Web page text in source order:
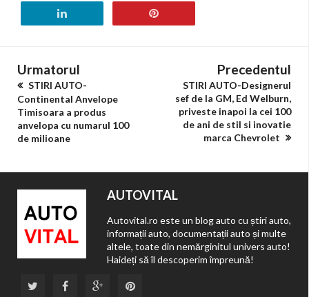
Urmatorul
STIRI AUTO-
Continental Anvelope
Timisoara a produs
anvelopa cu numarul 100
de milioane
Precedentul
STIRI AUTO-Designerul
sef de la GM, Ed Welburn,
priveste inapoi la cei 100
de ani de stil si inovatie
marca Chevrolet
AUTOVITAL
Autovital.ro este un blog auto cu știri auto,
informații auto, documentații auto și multe
altele, toate din nemărginitul univers auto!
Haideți să îl descoperim împreună!